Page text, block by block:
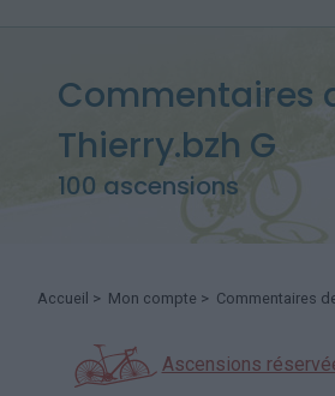
Commentaires
Thierry.bzh G
100 ascensions
Accueil > Mon compte > Commentaires
Ascensions